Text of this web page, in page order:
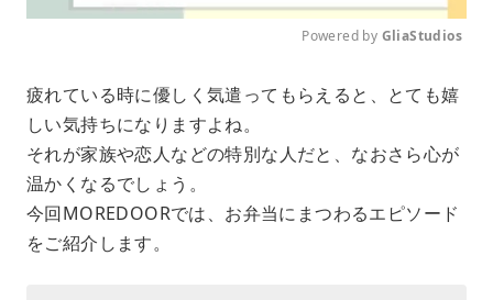
u
e
Powered by GliaStudios
疲れている時に優しく気遣ってもらえると、とても嬉
しい気持ちになりますよね。
それが家族や恋人などの特別な人だと、なおさら心が
温かくなるでしょう。
今回MOREDOORでは、お弁当にまつわるエピソード
をご紹介します。